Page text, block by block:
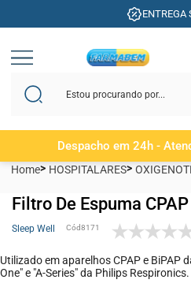
ENTREGA
Despacho em 24h -
Home HOSPITALARES
Filtro De Espuma
Sleep Well 8171
Utilizado em aparelhos CPAP e BiPAP
One" e "A-Series" da Philips Respironics.